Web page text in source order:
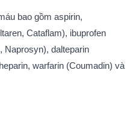
bao gồm aspirin,
Cataflam), ibuprofen
Naprosyn), dalteparin
warfarin (Coumadin) và